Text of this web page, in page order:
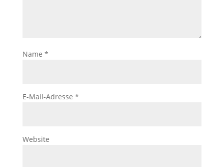
Name *
E-Mail-Adresse *
Website